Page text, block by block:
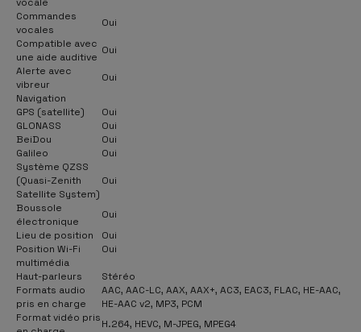
Commandes
vocales
Oui
Compatible avec
une aide auditive
Oui
Alerte avec
vibreur
Oui
Navigation
GPS (satellite)
Oui
GLONASS
Oui
BeiDou
Oui
Galileo
Oui
Système QZSS
(Quasi-Zenith
Satellite System)
Oui
Boussole
électronique
Oui
Lieu de position
Oui
Position Wi-Fi
Oui
multimédia
Haut-parleurs
Stéréo
Formats audio
pris en charge
AAC, AAC-LC, AAX, AAX+, AC3, EAC3, FLAC, HE-AAC,
HE-AAC v2, MP3, PCM
Format vidéo prisH.264, HEVC, M-JPEG, MPEG4